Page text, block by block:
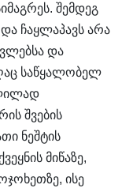
შემდეგ
ჩაყლაპავს არა
და
საწყალობელ
შვების
ნეშტის
მიწაზე,
ისე